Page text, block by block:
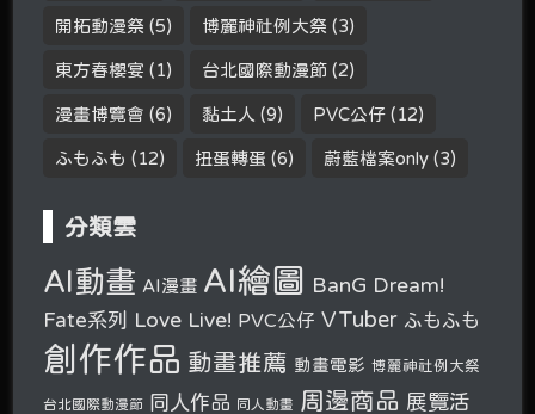
開拓動漫祭 (5) 博麗神社例大祭 (3)
東方春櫻宴 (1) 台北國際動漫節 (2)
漫畫博覽會 (6) 黏土人 (9) PVC公仔 (12)
ふもふも (12) 扭蛋轉蛋 (6) 蔚藍檔案only (3)
分類雲
AI動畫 AI漫畫 AI繪圖 BanG Dream!
Fate系列
Love Live! PVC公仔 VTuber ふもふも
創作作品 動畫推薦 動畫電影 博麗神社例大祭
台北國際動漫節 同人作品 同人動畫 周邊商品 展覽活